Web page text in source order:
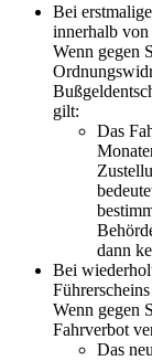
Bei
innerhalb
Wenn gegen
gilt:
Das
dann
Bei
Wenn gegen
Fahrverbot
Das